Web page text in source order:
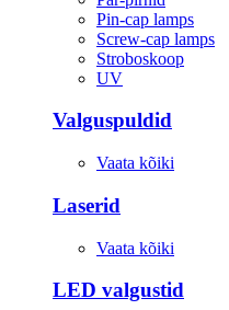
Pin-cap lamps
Screw-cap lamps
Stroboskoop
UV
Valguspuldid
Vaata kõiki
Laserid
Vaata kõiki
LED valgustid